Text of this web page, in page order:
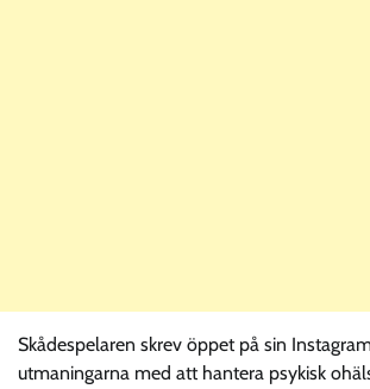
Skådespelaren skrev öppet på sin
utmaningarna med att hantera psykisk